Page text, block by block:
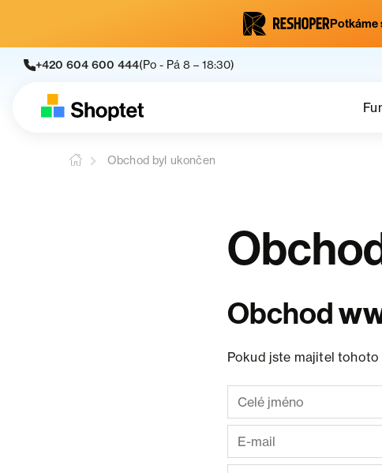
Potkáme
+420 604 600 444(Po - Pá 8 – 18:30)
Obchod byl ukončen
Obchod
Pokud jste majitel tohoto